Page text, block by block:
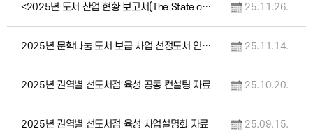
<2025년 도서 산업 현황 보고서(The State of the Book Industry… 25.11.26.
2025년 문학나눔 도서 보급 사업 선정도서 인증마크 25.11.14.
2025년 권역별 선도서점 육성 공통 컨설팅 자료 25.10.20.
2025년 권역별 선도서점 육성 사업설명회 자료 25.09.15.